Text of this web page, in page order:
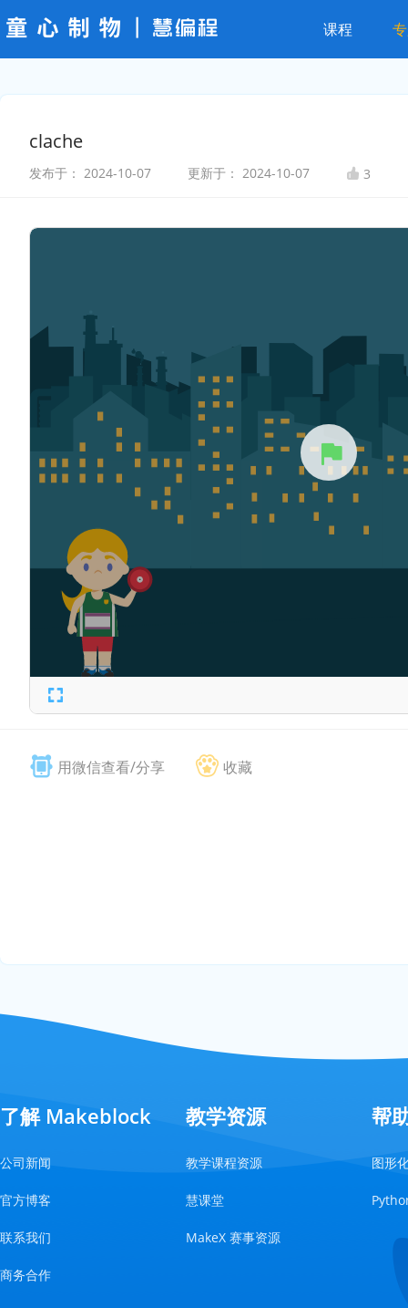
课程
clache
发布于： 2024-10-07 更新于： 2024-10-07 3
用微信查看/分享 收藏
了解 Makeblock
公司新闻
官方博客
联系我们
商务合作
教学资源
教学课程资源
慧课堂
MakeX 赛事资源
帮
图形